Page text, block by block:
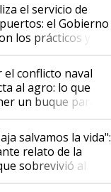
el servicio de
el Gobierno
los prácticos y
el decreto de
conflicto naval
al agro: lo que
un buque parado
de que Argentina
sucio"
salvamos la vida":
relato de la
sobrevivió al